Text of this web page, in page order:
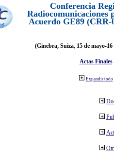
Conferencia
Radiocomunicaciones
Acuerdo GE89 (CRR-
(Ginebra, Suiza, 15 de mayo-
Actas Finales
Expandir todo